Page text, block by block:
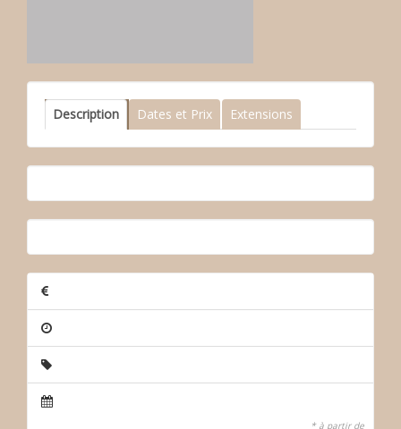
Description Dates et Prix Extensions
* à partir de